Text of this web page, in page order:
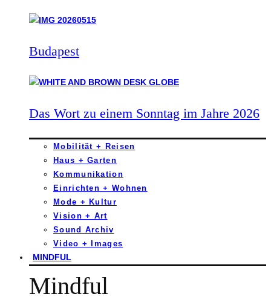
Budapest
Das Wort zu einem Sonntag im Jahre 2026
Mobilität + Reisen
Haus + Garten
Kommunikation
Einrichten + Wohnen
Mode + Kultur
Vision + Art
Sound Archiv
Video + Images
MINDFUL
Mindful